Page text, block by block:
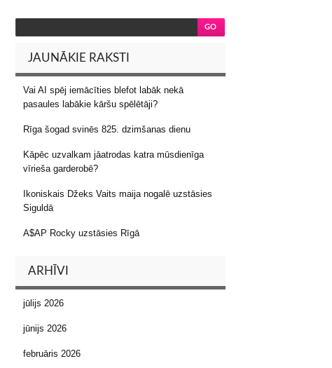
JAUNĀKIE RAKSTI
Vai AI spēj iemācīties blefot labāk nekā
pasaules labākie kāršu spēlētāji?
Rīga šogad svinēs 825. dzimšanas dienu
Kāpēc uzvalkam jāatrodas katra mūsdienīga
vīrieša garderobē?
Ikoniskais Džeks Vaits maija nogalē uzstāsies
Siguldā
A$AP Rocky uzstāsies Rīgā
ARHĪVI
jūlijs 2026
jūnijs 2026
februāris 2026